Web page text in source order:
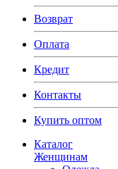
Возврат
Оплата
Кредит
Контакты
Купить оптом
Каталог
Женщинам